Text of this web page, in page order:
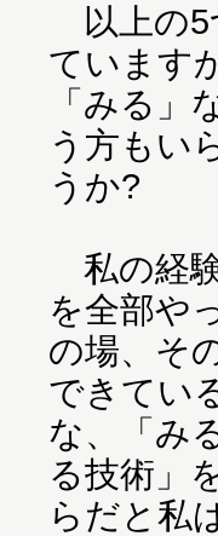
以上の5
ています
「みる
う方もい
うか?
私の経
を全部や
の場、そ
できてい
な、「み
る技術」
らだと私